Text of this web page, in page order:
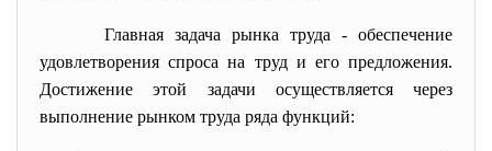
Главная задача рынка труда - обеспечение
удовлетворения спроса на труд и его предложения.
Достижение этой задачи осуществляется через
выполнение рынком труда ряда функций: